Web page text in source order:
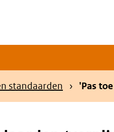
standaarden 'Pas